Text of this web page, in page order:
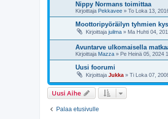
Nippy Normans toimittaa
Kirjoittaja Pekkavee » To Loka 13,
Moottoripyöräilyn tyhmien
Kirjoittaja juilma » Ma Huhti 04,
Avuntarve ulkomaisella
Kirjoittaja Mazza » Pe Heinä 05, 2024
Uusi foorumi
Kirjoittaja Jukka » Ti Loka 07,
Uusi Aihe
Palaa etusivulle